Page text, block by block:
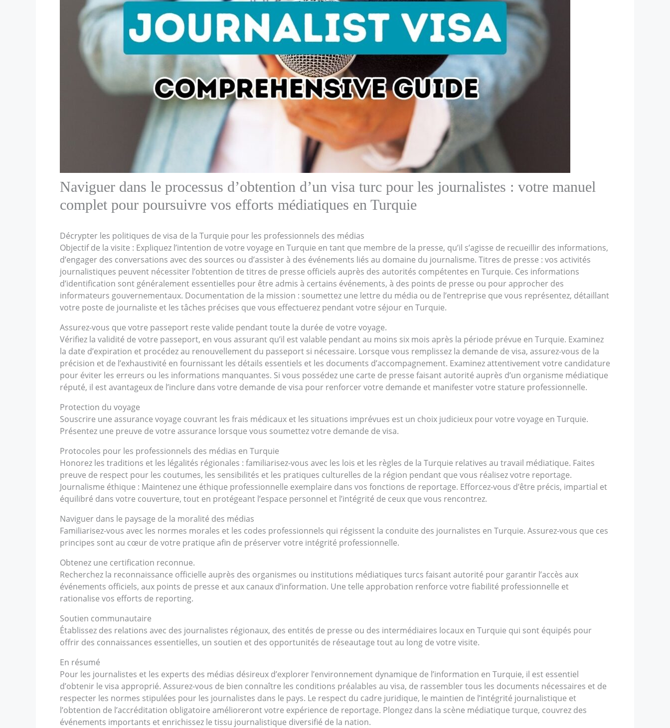
Naviguer dans le processus d’obtention d’un visa turc pour les journalistes : votre manuel
complet pour poursuivre vos efforts médiatiques en Turquie
Décrypter les politiques de visa de la Turquie pour les professionnels des médias
Objectif de la visite : Expliquez l’intention de votre voyage en Turquie en tant que membre de la presse, qu’il s’agisse de recueillir des informations,
d’engager des conversations avec des sources ou d’assister à des événements liés au domaine du journalisme. Titres de presse : vos activités
journalistiques peuvent nécessiter l’obtention de titres de presse officiels auprès des autorités compétentes en Turquie. Ces informations
d’identification sont généralement essentielles pour être admis à certains événements, à des points de presse ou pour approcher des
informateurs gouvernementaux. Documentation de la mission : soumettez une lettre du média ou de l’entreprise que vous représentez, détaillant
votre poste de journaliste et les tâches précises que vous effectuerez pendant votre séjour en Turquie.
Assurez-vous que votre passeport reste valide pendant toute la durée de votre voyage.
Vérifiez la validité de votre passeport, en vous assurant qu’il est valable pendant au moins six mois après la période prévue en Turquie. Examinez
la date d’expiration et procédez au renouvellement du passeport si nécessaire. Lorsque vous remplissez la demande de visa, assurez-vous de la
précision et de l’exhaustivité en fournissant les détails essentiels et les documents d’accompagnement. Examinez attentivement votre candidature
pour éviter les erreurs ou les informations manquantes. Si vous possédez une carte de presse faisant autorité auprès d’un organisme médiatique
réputé, il est avantageux de l’inclure dans votre demande de visa pour renforcer votre demande et manifester votre stature professionnelle.
Protection du voyage
Souscrire une assurance voyage couvrant les frais médicaux et les situations imprévues est un choix judicieux pour votre voyage en Turquie.
Présentez une preuve de votre assurance lorsque vous soumettez votre demande de visa.
Protocoles pour les professionnels des médias en Turquie
Honorez les traditions et les légalités régionales : familiarisez-vous avec les lois et les règles de la Turquie relatives au travail médiatique. Faites
preuve de respect pour les coutumes, les sensibilités et les pratiques culturelles de la région pendant que vous réalisez votre reportage.
Journalisme éthique : Maintenez une éthique professionnelle exemplaire dans vos fonctions de reportage. Efforcez-vous d’être précis, impartial et
équilibré dans votre couverture, tout en protégeant l’espace personnel et l’intégrité de ceux que vous rencontrez.
Naviguer dans le paysage de la moralité des médias
Familiarisez-vous avec les normes morales et les codes professionnels qui régissent la conduite des journalistes en Turquie. Assurez-vous que ces
principes sont au cœur de votre pratique afin de préserver votre intégrité professionnelle.
Obtenez une certification reconnue.
Recherchez la reconnaissance officielle auprès des organismes ou institutions médiatiques turcs faisant autorité pour garantir l’accès aux
événements officiels, aux points de presse et aux canaux d’information. Une telle approbation renforce votre fiabilité professionnelle et
rationalise vos efforts de reporting.
Soutien communautaire
Établissez des relations avec des journalistes régionaux, des entités de presse ou des intermédiaires locaux en Turquie qui sont équipés pour
offrir des connaissances essentielles, un soutien et des opportunités de réseautage tout au long de votre visite.
En résumé
Pour les journalistes et les experts des médias désireux d’explorer l’environnement dynamique de l’information en Turquie, il est essentiel
d’obtenir le visa approprié. Assurez-vous de bien connaître les conditions préalables au visa, de rassembler tous les documents nécessaires et de
respecter les normes stipulées pour les journalistes dans le pays. Le respect du cadre juridique, le maintien de l’intégrité journalistique et
l’obtention de l’accréditation obligatoire amélioreront votre expérience de reportage. Plongez dans la scène médiatique turque, couvrez des
événements importants et enrichissez le tissu journalistique diversifié de la nation.